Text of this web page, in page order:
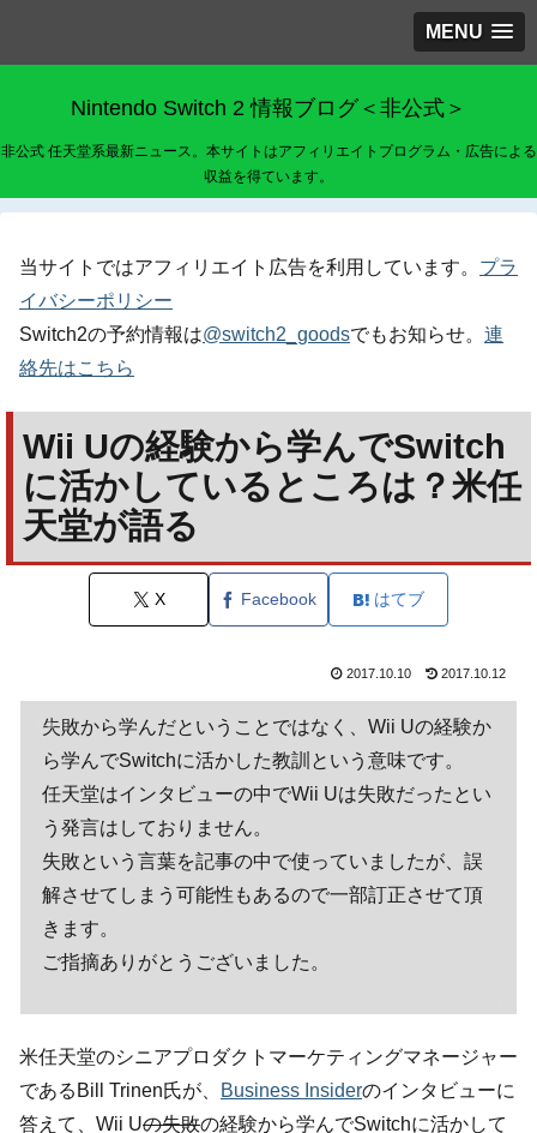
MENU
Nintendo Switch 2 情報ブログ＜非公式＞
非公式 任天堂系最新ニュース。本サイトはアフィリエイトプログラム・広告による
収益を得ています。
当サイトではアフィリエイト広告を利用しています。 プラ
イバシーポリシー
Switch2の予約情報は@switch2_goodsでもお知らせ。 連
絡先はこちら
Wii Uの経験から学んでSwitch
に活かしているところは？米任
天堂が語る
X Facebook はてブ
2017.10.10 2017.10.12
失敗から学んだということではなく、Wii Uの経験か
ら学んでSwitchに活かした教訓という意味です。
任天堂はインタビューの中でWii Uは失敗だったとい
う発言はしておりません。
失敗という言葉を記事の中で使っていましたが、誤
解させてしまう可能性もあるので一部訂正させて頂
きます。
ご指摘ありがとうございました。
米任天堂のシニアプロダクトマーケティングマネージャー
であるBill Trinen氏が、
Business Insiderのインタビューに
答えて、Wii Uの失敗の経験から学んでSwitchに活かして